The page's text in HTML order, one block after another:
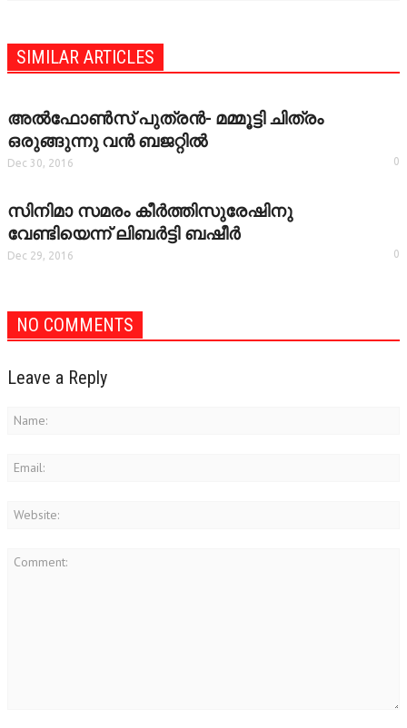
VIDEO
STRAR VIDEOS
TRAILER
VIDEOZONE
SIMILAR ARTICLES
അല്‍ഫോണ്‍സ് പുത്രന്‍- മമ്മൂട്ടി ചിത്രം
ഒരുങ്ങുന്നു വന്‍ ബജറ്റില്‍
Dec 30, 2016 0
സിനിമാ സമരം കീര്‍ത്തിസുരേഷിനു
വേണ്ടിയെന്ന് ലിബര്‍ട്ടി ബഷീര്‍
Dec 29, 2016 0
NO COMMENTS
Leave a Reply